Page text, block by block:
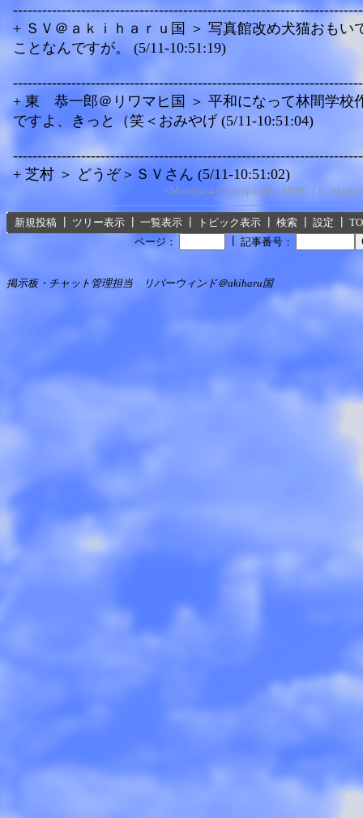
+ ＳＶ＠ａｋｉｈａｒｕ国 ＞ 写真館改め犬猫おもい
ことなんですが。 (5/11-10:51:19)
+ 東 恭一郎＠リワマヒ国 ＞ 平和になって林間学校
ですよ、きっと（笑＜おみやげ (5/11-10:51:04)
+ 芝村 ＞ どうぞ＞ＳＶさん (5/11-10:51:02)
<Mozilla/4.0 (compatible; MSIE 7.0;
新規投稿 ツリー表示 一覧表示 トピック表示 検索 設定
ページ：
記事番号：
掲示板・チャット管理担当 リバーウィンド＠akiharu国